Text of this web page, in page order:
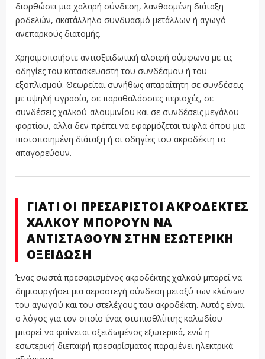
διορθώσει μια χαλαρή σύνδεση, λανθασμένη διάταξη
ροδελών, ακατάλληλο συνδυασμό μετάλλων ή αγωγό
ανεπαρκούς διατομής.
Χρησιμοποιήστε αντιοξειδωτική αλοιφή σύμφωνα με τις
οδηγίες του κατασκευαστή του συνδέσμου ή του
εξοπλισμού. Θεωρείται συνήθως απαραίτητη σε συνδέσεις
με υψηλή υγρασία, σε παραθαλάσσιες περιοχές, σε
συνδέσεις χαλκού-αλουμινίου και σε συνδέσεις μεγάλου
φορτίου, αλλά δεν πρέπει να εφαρμόζεται τυφλά όπου μια
πιστοποιημένη διάταξη ή οι οδηγίες του ακροδέκτη το
απαγορεύουν.
ΓΙΑΤΊ ΟΙ ΠΡΕΣΑΡΙΣΤΟΊ ΑΚΡΟΔΈΚΤΕΣ
ΧΑΛΚΟΎ ΜΠΟΡΟΎΝ ΝΑ
ΑΝΤΙΣΤΑΘΟΎΝ ΣΤΗΝ ΕΣΩΤΕΡΙΚΉ
ΟΞΕΊΔΩΣΗ
Ένας σωστά πρεσαρισμένος ακροδέκτης χαλκού μπορεί να
δημιουργήσει μια αεροστεγή σύνδεση μεταξύ των κλώνων
του αγωγού και του στελέχους του ακροδέκτη. Αυτός είναι
ο λόγος για τον οποίο ένας στυπιοθλίπτης καλωδίου
μπορεί να φαίνεται οξειδωμένος εξωτερικά, ενώ η
εσωτερική διεπαφή πρεσαρίσματος παραμένει ηλεκτρικά